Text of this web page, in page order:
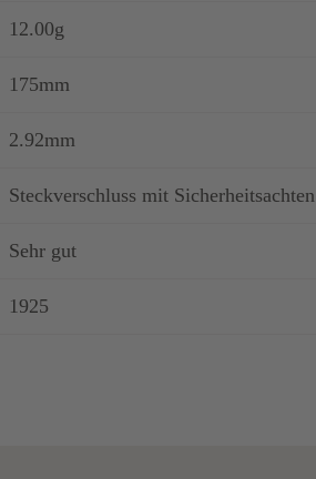
12.00g
175mm
2.92mm
Steckverschluss mit Sicherheitsachten
Sehr gut
1925